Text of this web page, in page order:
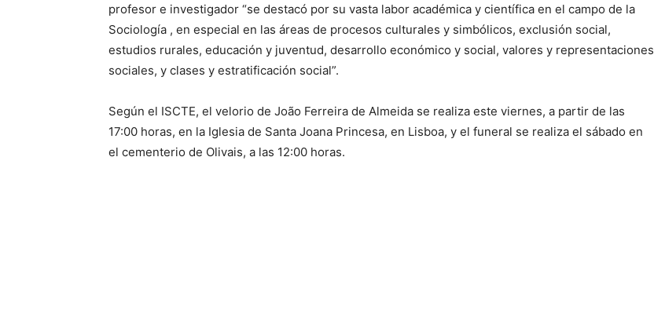
profesor e investigador “se destacó por su vasta labor académica y científica en el campo de la
Sociología , en especial en las áreas de procesos culturales y simbólicos, exclusión social,
estudios rurales, educación y juventud, desarrollo económico y social, valores y representaciones
sociales, y clases y estratificación social”.
Según el ISCTE, el velorio de João Ferreira de Almeida se realiza este viernes, a partir de las
17:00 horas, en la Iglesia de Santa Joana Princesa, en Lisboa, y el funeral se realiza el sábado en
el cementerio de Olivais, a las 12:00 horas.